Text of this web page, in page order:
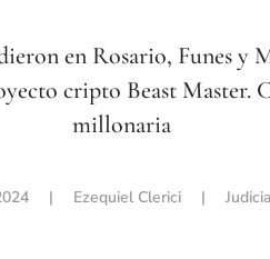
en Rosario, Funes y
cripto Beast Master.
millonaria
| Ezequiel Clerici |